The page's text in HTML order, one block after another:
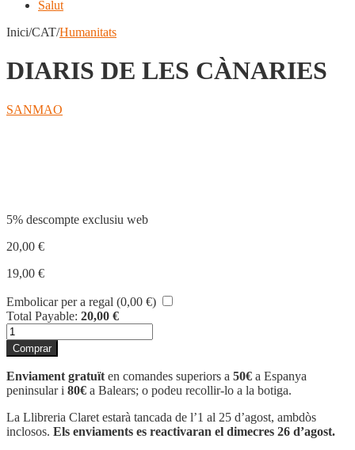
Salut
Inici/CAT/Humanitats
DIARIS DE LES CÀNARIES
SANMAO
5% descompte exclusiu web
20,00 €
19,00 €
Embolicar per a regal (0,00 €)
Total Payable: 20,00 €
quantitat
de
DIARIS
DE
LES
CÀNARIES
Comprar
Enviament gratuït en comandes superiors a 50€ a Espanya
peninsular i 80€ a Balears; o podeu recollir-lo a la botiga.
La Llibreria Claret estarà tancada de l’1 al 25 d’agost, ambdòs
inclosos. Els enviaments es reactivaran el dimecres 26 d’agost.